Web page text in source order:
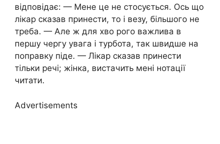
відповідає: — Мене це не стосується. Ось що
лікар сказав принести, то і везу, більшого не
треба. — Але ж для хво рого важлива в
першу чергу увага і турбота, так швидше на
поправку піде. — Лікар сказав принести
тільки речі; жінка, вистачить мені нотації
читати.
Advertisements